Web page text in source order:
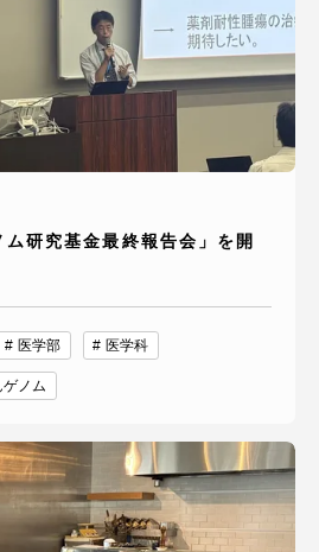
ム研究基金最終報告会」を開
医学部 医学科
ゲノム